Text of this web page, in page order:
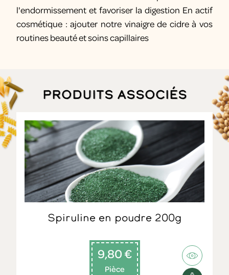
l'endormissement et favoriser la digestion En actif
cosmétique : ajouter notre vinaigre de cidre à vos
routines beauté et soins capillaires
Produits associés
Spiruline en poudre 200g
9,80 €
Pièce